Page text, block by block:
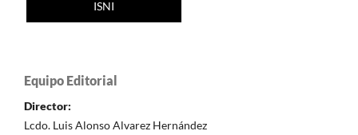
ISNI
Equipo Editorial
Director:
Lcdo. Luis Alonso Alvarez Hernández